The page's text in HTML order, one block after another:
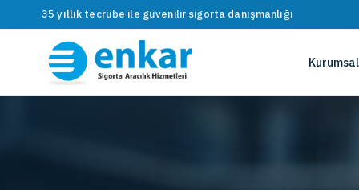
35 yıllık tecrübe ile güvenilir sigorta danışmanlığı
Kurumsal